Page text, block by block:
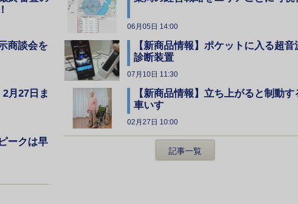
商談会を
月27日ま
ークは早
06月05日 14:00
【新商品情報】ポケットに入る超音
診断装置
07月10日 11:30
【新商品情報】立ち上がると制動す
車いす
02月27日 10:00
記事一覧